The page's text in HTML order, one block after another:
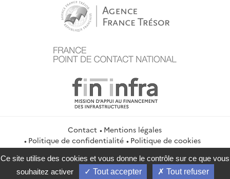
Contact
Mentions légales
Politique de confidentialité
Politique de cookies
Gestion des cookies
Flux RSS
service-public.gouv.fr
legifrance.gouv.fr
info.gouv.fr
Ce site utilise des cookies et vous donne le contrôle sur ce que vous
souhaitez activer
Tout accepter Tout refuser